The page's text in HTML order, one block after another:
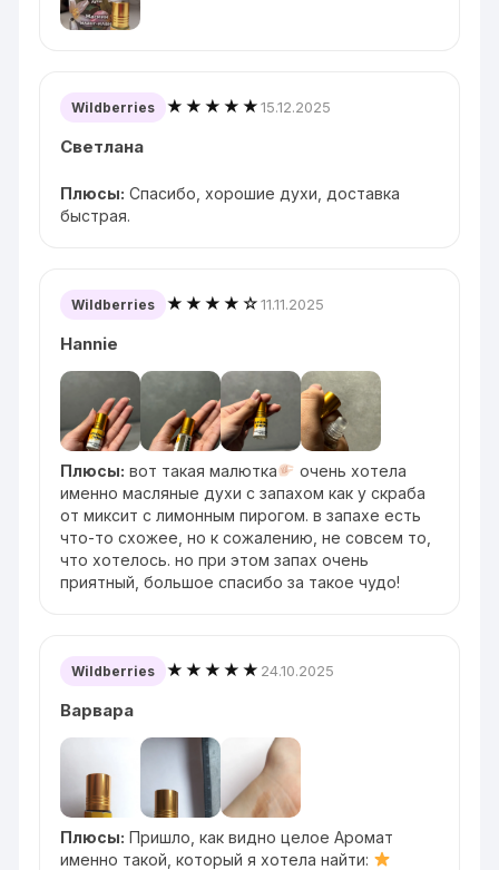
Wildberries ★★★★★15.12.2025
Светлана
Плюсы: Спасибо, хорошие духи, доставка
быстрая.
Wildberries ★★★★☆11.11.2025
Hannie
Плюсы: вот такая малютка
очень хотела
именно масляные духи с запахом как у скраба
от миксит с лимонным пирогом. в запахе есть
что-то схожее, но к сожалению, не совсем то,
что хотелось. но при этом запах очень
приятный, большое спасибо за такое чудо!
Wildberries ★★★★★ 24.10.2025
Варвара
Плюсы: Пришло, как видно целое Аромат
именно такой, который я хотела найти: